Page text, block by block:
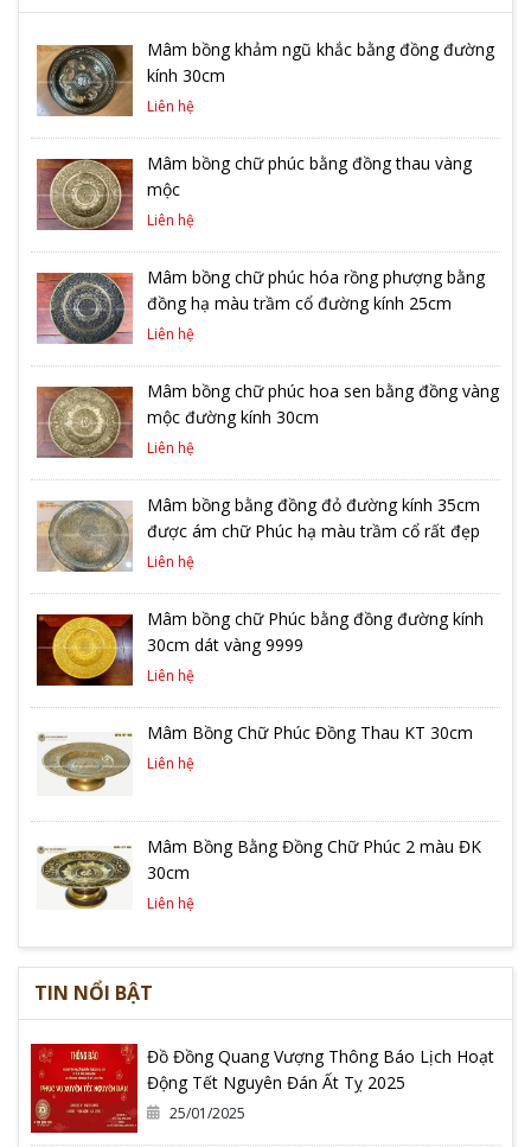
Mâm bồng khảm ngũ khắc bằng đồng đường
kính 30cm
Liên hệ
Mâm bồng chữ phúc bằng đồng thau vàng
mộc
Liên hệ
Mâm bồng chữ phúc hóa rồng phượng bằng
đồng hạ màu trầm cổ đường kính 25cm
Liên hệ
Mâm bồng chữ phúc hoa sen bằng đồng vàng
mộc đường kính 30cm
Liên hệ
Mâm bồng bằng đồng đỏ đường kính 35cm
được ám chữ Phúc hạ màu trầm cổ rất đẹp
Liên hệ
Mâm bồng chữ Phúc bằng đồng đường kính
30cm dát vàng 9999
Liên hệ
Mâm Bồng Chữ Phúc Đồng Thau KT 30cm
Liên hệ
Mâm Bồng Bằng Đồng Chữ Phúc 2 màu ĐK
30cm
Liên hệ
TIN NỔI BẬT
Đồ Đồng Quang Vượng Thông Báo Lịch Hoạt
Động Tết Nguyên Đán Ất Tỵ 2025
25/01/2025